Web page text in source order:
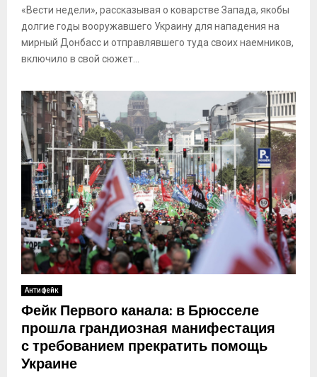
«Вести недели», рассказывая о коварстве Запада, якобы
долгие годы вооружавшего Украину для нападения на
мирный Донбасс и отправлявшего туда своих наемников,
включило в свой сюжет...
Антифейк
Фейк Первого канала: в Брюсселе
прошла грандиозная манифестация
с требованием прекратить помощь
Украине